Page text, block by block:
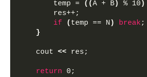
        temp =
((A + B) % 10 )
        res++;
if
( temp == N ) break ;
}
    cout
<< res;
return 0;